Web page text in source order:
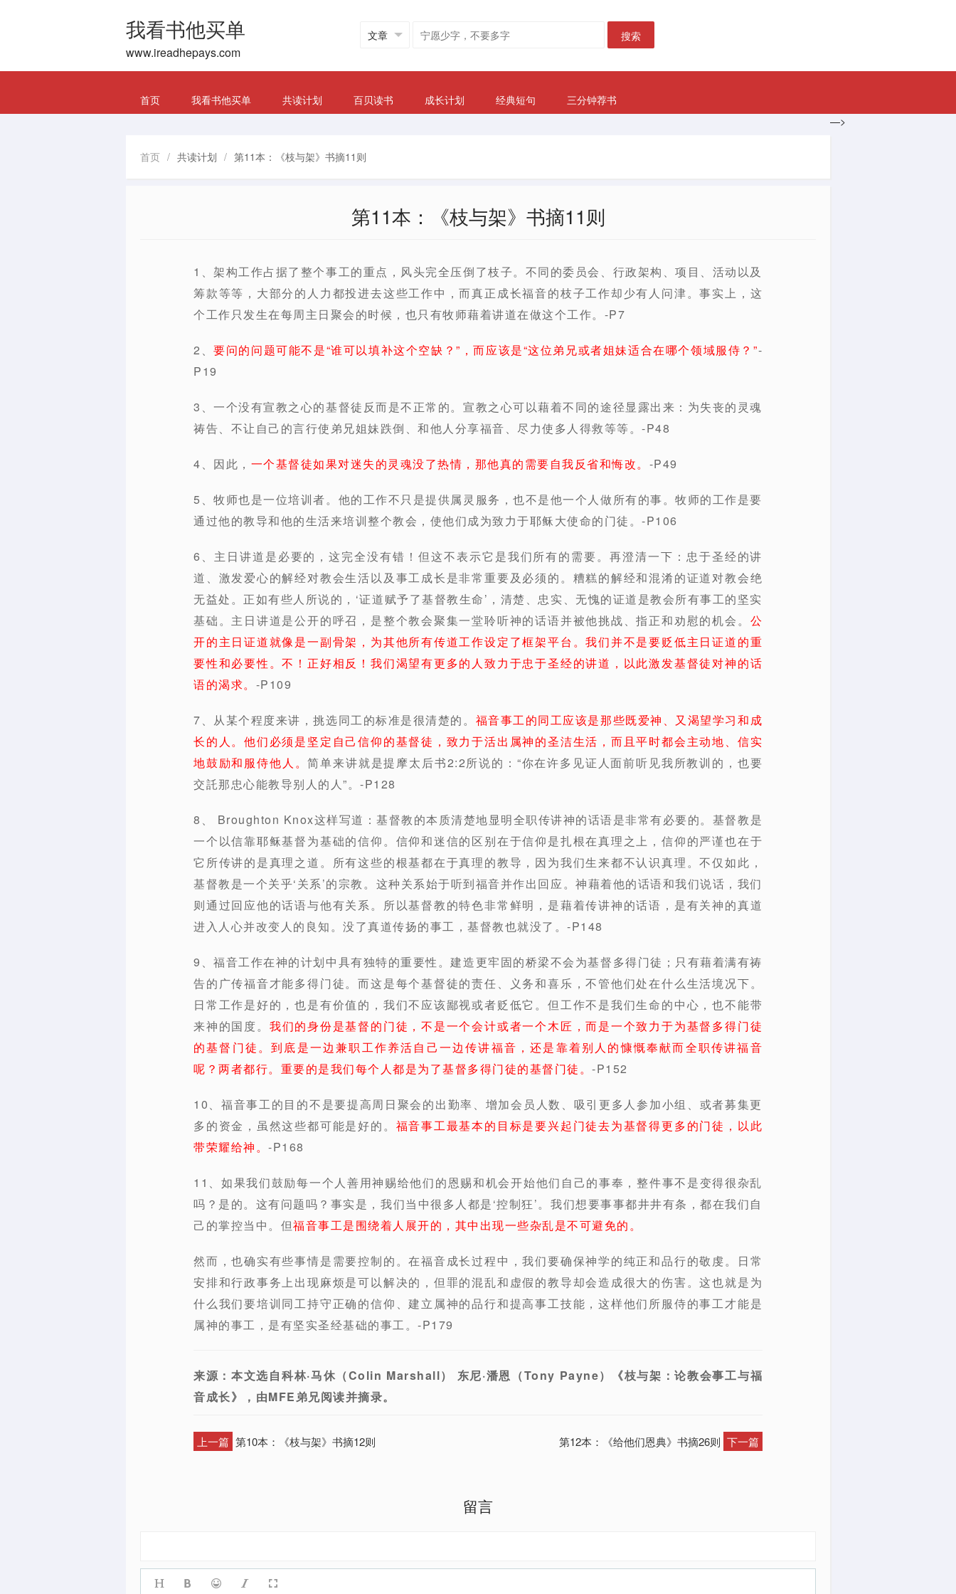
我看书他买单
www.ireadhepays.com
搜索
首页 我看书他买单 共读计划 百贝读书 成长计划 经典短句
三分钟荐书
—>
首页 / 共读计划 / 第11本：《枝与架》书摘11则
第11本：《枝与架》书摘11则
1、架构工作占据了整个事工的重点，风头完全压倒了枝子。不同的委员会、行政架构、项目、活动以及
筹款等等，大部分的人力都投进去这些工作中，而真正成长福音的枝子工作却少有人问津。事实上，这
个工作只发生在每周主日聚会的时候，也只有牧师藉着讲道在做这个工作。-P7
2、要问的问题可能不是“谁可以填补这个空缺？”，而应该是“这位弟兄或者姐妹适合在哪个领域服侍？”-
P19
3、一个没有宣教之心的基督徒反而是不正常的。宣教之心可以藉着不同的途径显露出来：为失丧的灵魂
祷告、不让自己的言行使弟兄姐妹跌倒、和他人分享福音、尽力使多人得救等等。-P48
4、因此， 一个基督徒如果对迷失的灵魂没了热情，那他真的需要自我反省和悔改。 -P49
5、牧师也是一位培训者。他的工作不只是提供属灵服务，也不是他一个人做所有的事。牧师的工作是要
通过他的教导和他的生活来培训整个教会，使他们成为致力于耶稣大使命的门徒。-P106
6、主日讲道是必要的，这完全没有错！但这不表示它是我们所有的需要。再澄清一下：忠于圣经的讲
道、激发爱心的解经对教会生活以及事工成长是非常重要及必须的。糟糕的解经和混淆的证道对教会绝
无益处。正如有些人所说的，‘证道赋予了基督教生命’，清楚、忠实、无愧的证道是教会所有事工的坚实
基础。主日讲道是公开的呼召，是整个教会聚集一堂聆听神的话语并被他挑战、指正和劝慰的机会。 公
开的主日证道就像是一副骨架，为其他所有传道工作设定了框架平台。我们并不是要贬低主日证道的重
要性和必要性。不！正好相反！我们渴望有更多的人致力于忠于圣经的讲道，以此激发基督徒对神的话
语的渴求。 -P109
7、从某个程度来讲，挑选同工的标准是很清楚的。 福音事工的同工应该是那些既爱神、又渴望学习和成
长的人。他们必须是坚定自己信仰的基督徒，致力于活出属神的圣洁生活，而且平时都会主动地、信实
地鼓励和服侍他人。简单来讲就是提摩太后书2:2所说的：“你在许多见证人面前听见我所教训的，也要
交託那忠心能教导别人的人”。-P128
8、 Broughton Knox这样写道：基督教的本质清楚地显明全职传讲神的话语是非常有必要的。基督教是
一个以信靠耶稣基督为基础的信仰。信仰和迷信的区别在于信仰是扎根在真理之上，信仰的严谨也在于
它所传讲的是真理之道。所有这些的根基都在于真理的教导，因为我们生来都不认识真理。不仅如此，
基督教是一个关乎‘关系’的宗教。这种关系始于听到福音并作出回应。神藉着他的话语和我们说话，我们
则通过回应他的话语与他有关系。所以基督教的特色非常鲜明，是藉着传讲神的话语，是有关神的真道
进入人心并改变人的良知。没了真道传扬的事工，基督教也就没了。-P148
9、福音工作在神的计划中具有独特的重要性。建造更牢固的桥梁不会为基督多得门徒；只有藉着满有祷
告的广传福音才能多得门徒。而这是每个基督徒的责任、义务和喜乐，不管他们处在什么生活境况下。
日常工作是好的，也是有价值的，我们不应该鄙视或者贬低它。但工作不是我们生命的中心，也不能带
来神的国度。 我们的身份是基督的门徒，不是一个会计或者一个木匠，而是一个致力于为基督多得门徒
的基督门徒。到底是一边兼职工作养活自己一边传讲福音，还是靠着别人的慷慨奉献而全职传讲福音
呢？两者都行。重要的是我们每个人都是为了基督多得门徒的基督门徒。 -P152
10、福音事工的目的不是要提高周日聚会的出勤率、增加会员人数、吸引更多人参加小组、或者募集更
多的资金，虽然这些都可能是好的。 福音事工最基本的目标是要兴起门徒去为基督得更多的门徒，以此
带荣耀给神。 -P168
11、如果我们鼓励每一个人善用神赐给他们的恩赐和机会开始他们自己的事奉，整件事不是变得很杂乱
吗？是的。这有问题吗？事实是，我们当中很多人都是‘控制狂’。我们想要事事都井井有条，都在我们自
己的掌控当中。但福音事工是围绕着人展开的，其中出现一些杂乱是不可避免的。
然而，也确实有些事情是需要控制的。在福音成长过程中，我们要确保神学的纯正和品行的敬虔。日常
安排和行政事务上出现麻烦是可以解决的，但罪的混乱和虚假的教导却会造成很大的伤害。这也就是为
什么我们要培训同工持守正确的信仰、建立属神的品行和提高事工技能，这样他们所服侍的事工才能是
属神的事工，是有坚实圣经基础的事工。-P179
来源：本文选自科林·马休（Colin Marshall） 东尼·潘恩（Tony Payne）《枝与架：论教会事工与福
音成长》，由MFE弟兄阅读并摘录。
上一篇 第10本：《枝与架》书摘12则 第12本：《给他们恩典》书摘26则 下一篇
留言